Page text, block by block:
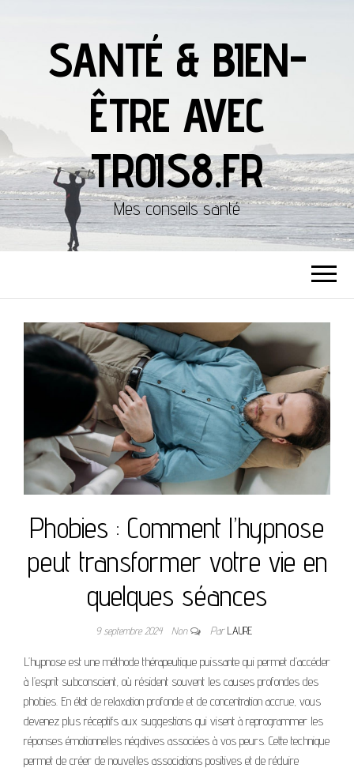
SANTÉ & BIEN-
ÊTRE AVEC
TROIS8.FR
Mes conseils santé
Phobies : Comment l’hypnose
peut transformer votre vie en
quelques séances
9 septembre 2024 Non ParLAURE
L’hypnose est une méthode thérapeutique puissante qui permet d’accéder
à l’esprit subconscient, où résident souvent les causes profondes des
phobies. En état de relaxation profonde et de concentration accrue, vous
devenez plus réceptifs aux suggestions qui visent à reprogrammer les
réponses émotionnelles négatives associées à vos peurs. Cette technique
permet de créer de nouvelles associations positives et de réduire